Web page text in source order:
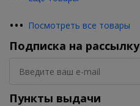
••• Посмотреть все товары
Подписка на рассылку
Пункты выдачи